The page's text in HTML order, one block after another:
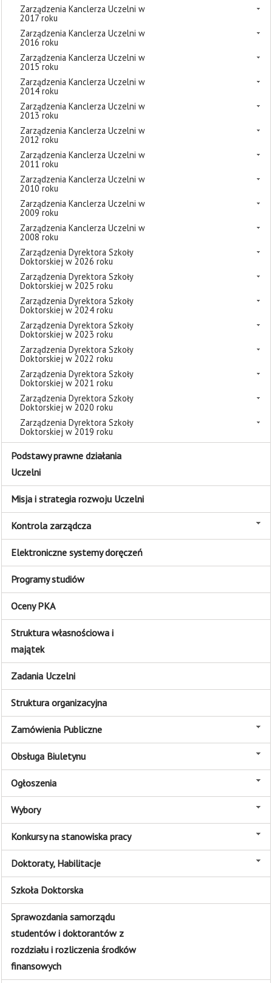
Zarządzenia Kanclerza Uczelni w
2017 roku
Zarządzenia Kanclerza Uczelni w
2016 roku
Zarządzenia Kanclerza Uczelni w
2015 roku
Zarządzenia Kanclerza Uczelni w
2014 roku
Zarządzenia Kanclerza Uczelni w
2013 roku
Zarządzenia Kanclerza Uczelni w
2012 roku
Zarządzenia Kanclerza Uczelni w
2011 roku
Zarządzenia Kanclerza Uczelni w
2010 roku
Zarządzenia Kanclerza Uczelni w
2009 roku
Zarządzenia Kanclerza Uczelni w
2008 roku
Zarządzenia Dyrektora Szkoły
Doktorskiej w 2026 roku
Zarządzenia Dyrektora Szkoły
Doktorskiej w 2025 roku
Zarządzenia Dyrektora Szkoły
Doktorskiej w 2024 roku
Zarządzenia Dyrektora Szkoły
Doktorskiej w 2023 roku
Zarządzenia Dyrektora Szkoły
Doktorskiej w 2022 roku
Zarządzenia Dyrektora Szkoły
Doktorskiej w 2021 roku
Zarządzenia Dyrektora Szkoły
Doktorskiej w 2020 roku
Zarządzenia Dyrektora Szkoły
Doktorskiej w 2019 roku
Podstawy prawne działania
Uczelni
Misja i strategia rozwoju Uczelni
Kontrola zarządcza
Elektroniczne systemy doręczeń
Programy studiów
Oceny PKA
Struktura własnościowa i
majątek
Zadania Uczelni
Struktura organizacyjna
Zamówienia Publiczne
Obsługa Biuletynu
Ogłoszenia
Wybory
Konkursy na stanowiska pracy
Doktoraty, Habilitacje
Szkoła Doktorska
Sprawozdania samorządu
studentów i doktorantów z
rozdziału i rozliczenia środków
finansowych